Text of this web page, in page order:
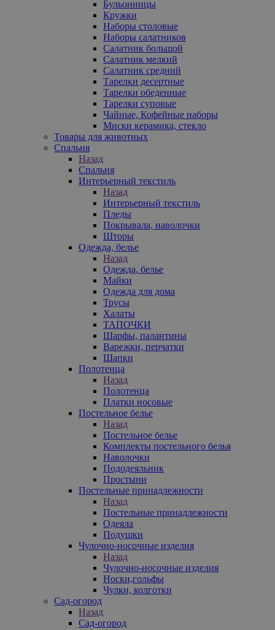
Бульонницы
Кружки
Наборы столовые
Наборы салатников
Салатник большой
Салатник мелкий
Салатник средний
Тарелки десертные
Тарелки обеденные
Тарелки суповые
Чайные, Кофейные наборы
Миски керамика, стекло
Товары для животных
Спальня
Назад
Спальня
Интерьерный текстиль
Назад
Интерьерный текстиль
Пледы
Покрывала, наволочки
Шторы
Одежда, белье
Назад
Одежда, белье
Майки
Одежда для дома
Трусы
Халаты
ТАПОЧКИ
Шарфы, палантины
Варежки, перчатки
Шапки
Полотенца
Назад
Полотенца
Платки носовые
Постельное белье
Назад
Постельное белье
Комплекты постельного белья
Наволочки
Пододеяльник
Простыни
Постельные принадлежности
Назад
Постельные принадлежности
Одеяла
Подушки
Чулочно-носочные изделия
Назад
Чулочно-носочные изделия
Носки,гольфы
Чулки, колготки
Сад-огород
Назад
Сад-огород